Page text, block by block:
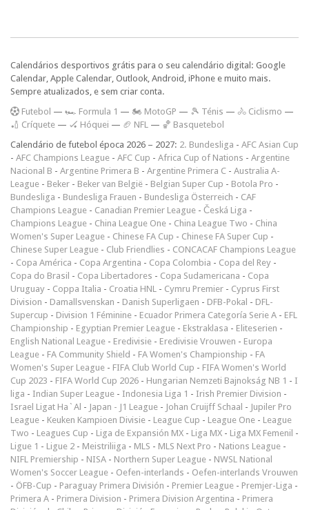
Calendários desportivos grátis para o seu calendário digital: Google
Calendar, Apple Calendar, Outlook, Android, iPhone e muito mais.
Sempre atualizados, e sem criar conta.
Futebol — 🏎️ Formula 1 — 🏍 MotoGP — 🎾 Ténis — 🚴 Ciclismo —
🏏 Críquete — 🏑 Hóquei — 🏈 NFL — 🏀 Basquetebol
Calendário de futebol época 2026 – 2027: 2. Bundesliga - AFC Asian Cup
- AFC Champions League - AFC Cup - Africa Cup of Nations - Argentine
Nacional B - Argentine Primera B - Argentine Primera C - Australia A-
League - Beker - Beker van België - Belgian Super Cup - Botola Pro -
Bundesliga - Bundesliga Frauen - Bundesliga Österreich - CAF
Champions League - Canadian Premier League - Česká Liga -
Champions League - China League One - China League Two - China
Women's Super League - Chinese FA Cup - Chinese FA Super Cup -
Chinese Super League - Club Friendlies - CONCACAF Champions League
- Copa América - Copa Argentina - Copa Colombia - Copa del Rey -
Copa do Brasil - Copa Libertadores - Copa Sudamericana - Copa
Uruguay - Coppa Italia - Croatia HNL - Cymru Premier - Cyprus First
Division - Damallsvenskan - Danish Superligaen - DFB-Pokal - DFL-
Supercup - Division 1 Féminine - Ecuador Primera Categoría Serie A - EFL
Championship - Egyptian Premier League - Ekstraklasa - Eliteserien -
English National League - Eredivisie - Eredivisie Vrouwen - Europa
League - FA Community Shield - FA Women's Championship - FA
Women's Super League - FIFA Club World Cup - FIFA Women's World
Cup 2023 - FIFA World Cup 2026 - Hungarian Nemzeti Bajnokság NB 1 - I
liga - Indian Super League - Indonesia Liga 1 - Irish Premier Division -
Israel Ligat Ha`Al - Japan - J1 League - Johan Cruijff Schaal - Jupiler Pro
League - Keuken Kampioen Divisie - League Cup - League One - League
Two - Leagues Cup - Liga de Expansión MX - Liga MX - Liga MX Femenil -
Ligue 1 - Ligue 2 - Meistriliiga - MLS - MLS Next Pro - Nations League -
NIFL Premiership - NISA - Northern Super League - NWSL National
Women's Soccer League - Oefen-interlands - Oefen-interlands Vrouwen
- ÖFB-Cup - Paraguay Primera División - Premier League - Premjer-Liga -
Primera A - Primera Division - Primera Division Argentina - Primera